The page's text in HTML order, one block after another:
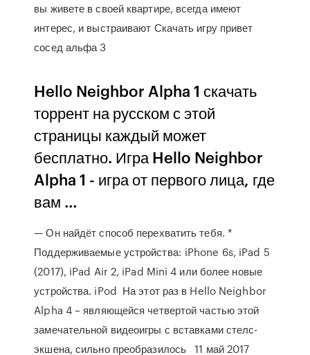
вы живете в своей квартире, всегда имеют
интерес, и выстраивают Скачать игру привет
сосед альфа 3
Hello Neighbor Alpha 1 скачать
торрент на русском с этой
страницы каждый может
бесплатно. Игра Hello Neighbor
Alpha 1 - игра от первого лица, где
вам …
— Он найдёт способ перехватить тебя. *
Поддерживаемые устройства: iPhone 6s, iPad 5
(2017), iPad Air 2, iPad Mini 4 или более новые
устройства. iPod На этот раз в Hello Neighbor
Alpha 4 – являющейся четвертой частью этой
замечательной видеоигры с вставками стелс-
экшена, сильно преобразилось 11 май 2017